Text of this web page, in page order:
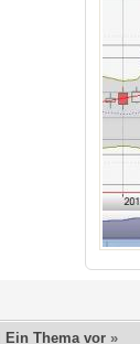
Ein Thema vor »